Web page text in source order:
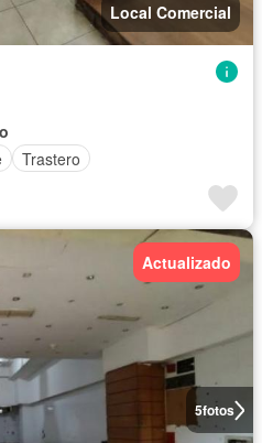
Local Comercial
Trastero
5fotos
Actualizado